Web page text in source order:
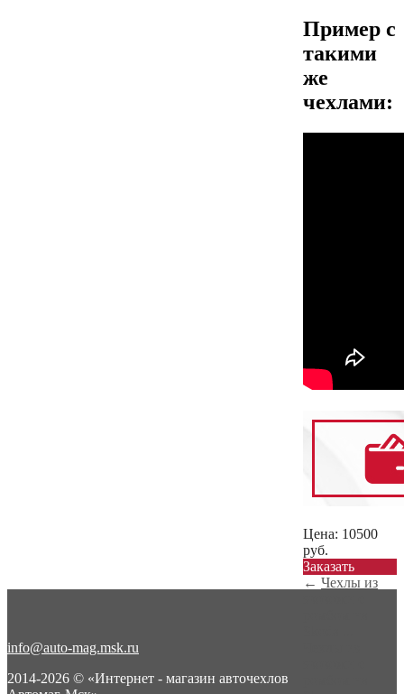
Пример с
такими
же
чехлами:
Цена: 10500
руб.
Заказать
← Чехлы из
info@auto-mag.msk.ru
2014-2026 © «Интернет - магазин авточехлов